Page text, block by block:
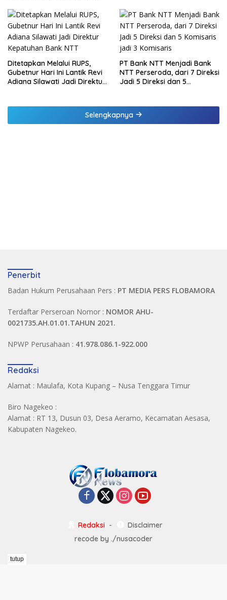
di Lampung dan Tinjau
Samsat Rajabasa
Ditetapkan Melalui RUPS,
Gubetnur Hari Ini Lantik Revi
Adiana Silawati Jadi Direktur
PT Bank NTT Menjadi Bank
NTT Perseroda, dari 7 Direksi
Jadi 5 Direksi dan 5
Selengkapnya
Penerbit
Badan Hukum Perusahaan Pers : PT MEDIA PERS FLOBAMORA
Terdaftar Perseroan Nomor : NOMOR AHU-
0021735.AH.01.01.TAHUN 2021.
NPWP Perusahaan : 41.978.086.1-922.000
Redaksi
Alamat : Maulafa, Kota Kupang – Nusa Tenggara Timur
Biro Nagekeo :
Alamat : RT 13, Dusun 03, Desa Aeramo, Kecamatan Aesasa,
Kabupaten Nagekeo.
Redaksi
Disclaimer
recode by ./nusacoder
tutup